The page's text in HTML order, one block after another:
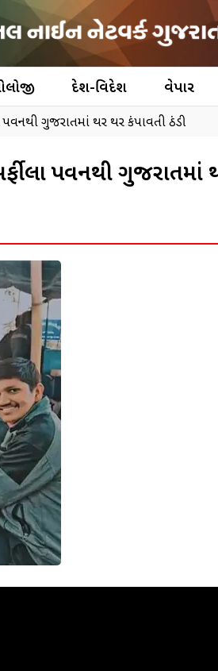
દેશ-વિદેશ વેપાર
ગુજરાતમાં થર થર કંપાવતી ઠંડી
પવનથી ગુજરાતમાં